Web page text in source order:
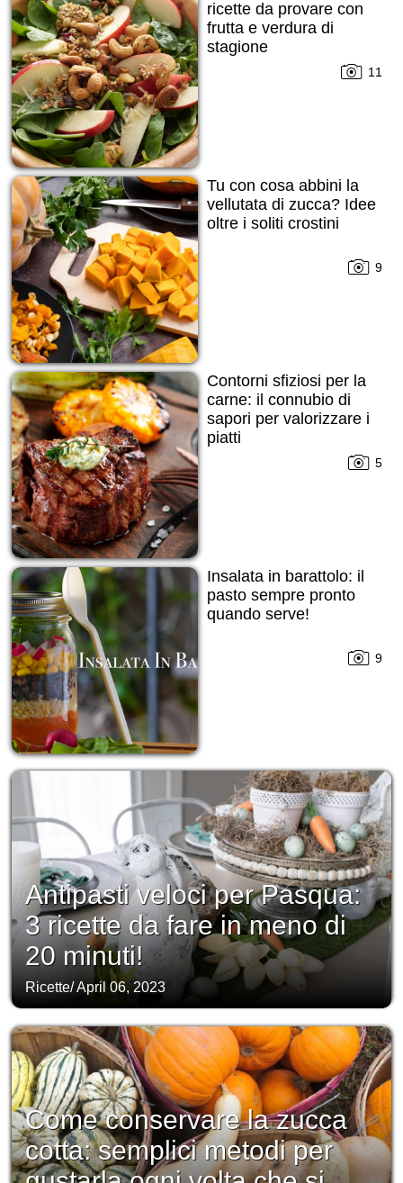
ricette da provare con
frutta e verdura di
stagione
11
Tu con cosa abbini la
vellutata di zucca? Idee
oltre i soliti crostini
9
Contorni sfiziosi per la
carne: il connubio di
sapori per valorizzare i
piatti
5
Insalata in barattolo: il
pasto sempre pronto
quando serve!
9
Antipasti veloci per Pasqua:
3 ricette da fare in meno di
20 minuti!
Ricette/April 06, 2023
Come conservare la zucca
cotta: semplici metodi per